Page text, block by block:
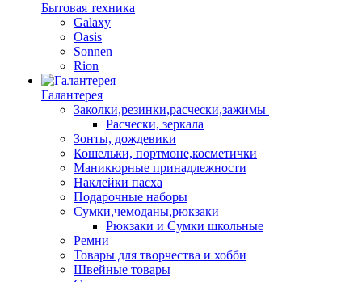
Бытовая техника
Galaxy
Oasis
Sonnen
Rion
Галантерея
Заколки,резинки,расчески,зажимы
Расчески, зеркала
Зонты, дождевики
Кошельки, портмоне,косметички
Маникюрные принадлежности
Наклейки пасха
Подарочные наборы
Сумки,чемоданы,рюкзаки
Рюкзаки и Сумки школьные
Ремни
Товары для творчества и хобби
Швейные товары